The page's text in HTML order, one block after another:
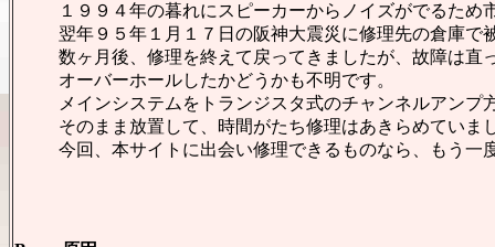
１９９４年の暮れにスピーカーからノイズがでるため
翌年９５年１月１７日の阪神大震災に修理先の倉庫で
数ヶ月後、修理を終えて戻ってきましたが、故障は直
オーバーホールしたかどうかも不明です。
メインシステムをトランジスタ式のチャンネルアン
そのまま放置して、時間がたち修理はあきらめていま
今回、本サイトに出会い修理できるものなら、もう一